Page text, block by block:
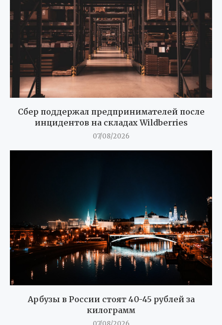
Сбер поддержал предпринимателей после
инцидентов на складах Wildberries
07/08/2026
Арбузы в России стоят 40-45 рублей за
килограмм